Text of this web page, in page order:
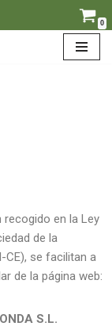
0
en la Ley
de la
CE), se facilitan a
de la página web:
S.L.